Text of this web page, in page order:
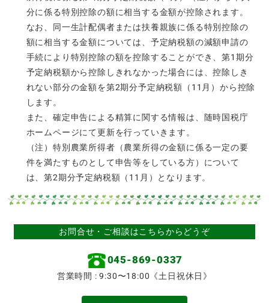
分に係る特別控除の額に相当する金額が控除されます。
なお、同一生計配偶者または扶養親族に係る特別控除の
額に相当する金額については、予定納税額の減額申請の
手続により特別控除の額を控除することができ、第1期分
予定納税額から控除しきれなかった場合には、控除しき
れない部分の金額を第2期分予定納税額（11月）から控除
します。
また、確定申告による精算に関する情報は、随時国税庁
ホームページにて更新を行っていきます。
（注）特別農業所得者（農業所得の金額に係る一定の要
件を満たすものとして申告等をしている方）について
は、第2期分予定納税額（11月）となります。
お問合せ・ご相談はこちらからどうぞ
045-869-0337
営業時間 : 9:30〜18:00《土日祝休日》